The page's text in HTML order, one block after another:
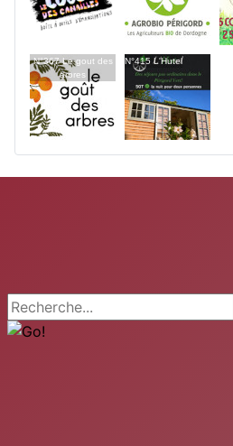
N°367 Le gout des
arbres
N°415 L'Hutel
Recherche